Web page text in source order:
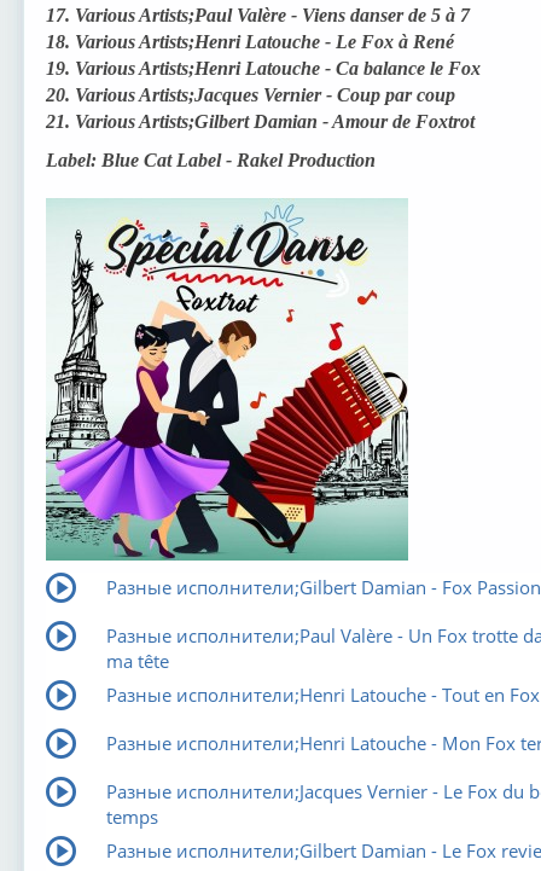
17. Various Artists;Paul Valère - Viens danser de 5 à 7
18. Various Artists;Henri Latouche - Le Fox à René
19. Various Artists;Henri Latouche - Ca balance le Fox
20. Various Artists;Jacques Vernier - Coup par coup
21. Various Artists;Gilbert Damian - Amour de Foxtrot
Label: Blue Cat Label - Rakel Production
Разные исполнители;Gilbert Damian - Fox Passion
Разные исполнители;Paul Valère - Un Fox trotte
ma tête
Разные исполнители;Henri Latouche - Tout en Fox
Разные исполнители;Henri Latouche - Mon Fox
Разные исполнители;Jacques Vernier - Le Fox du
temps
Разные исполнители;Gilbert Damian - Le Fox